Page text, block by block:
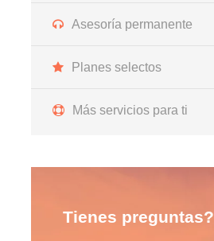
Asesoría permanente
Planes selectos
Más servicios para ti
Tienes preguntas?